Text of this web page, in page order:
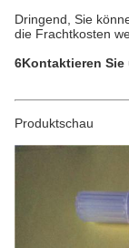
Dringend, Sie
die Frachtkosten
6Kontaktieren Sie
Produktschau